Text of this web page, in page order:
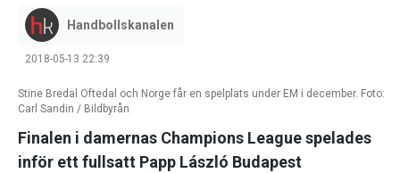
Handbollskanalen
2018-05-13 22:39
Stine Bredal Oftedal och Norge får en spelplats under EM i december. Foto:
Carl Sandin / Bildbyrån
Finalen i damernas Champions League spelades
inför ett fullsatt Papp László Budapest